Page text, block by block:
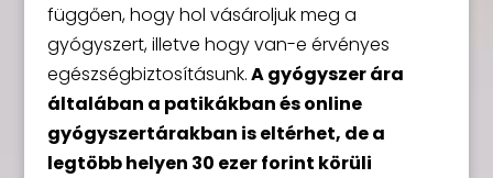
függően, hogy hol vásároljuk meg a
gyógyszert, illetve hogy van-e érvényes
egészségbiztosításunk.A gyógyszer ára
általában a patikákban és online
gyógyszertárakban is eltérhet, de a
legtöbb helyen 30 ezer forint körüli